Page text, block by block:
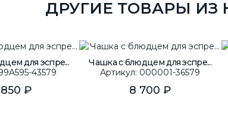
ДРУГИЕ ТОВАРЫ ИЗ
для эспре...
43579
₽
Чашка с блюдцем для эспре...
Артикул: 000001-36579
8 700 ₽